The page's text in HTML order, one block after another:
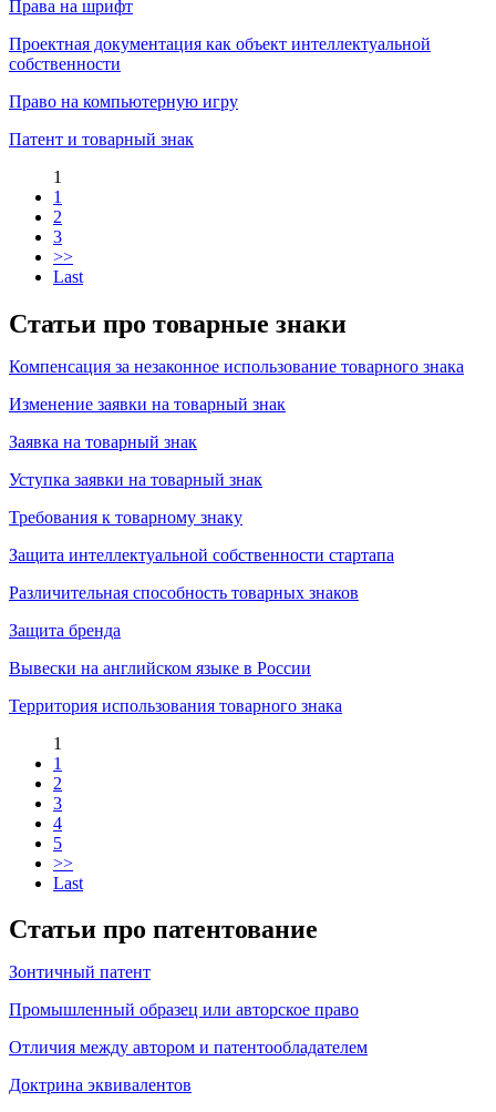
Права на шрифт
Проектная документация как объект интеллектуальной
собственности
Право на компьютерную игру
Патент и товарный знак
1
1
2
3
>>
Last
Статьи про товарные знаки
Компенсация за незаконное использование товарного знака
Изменение заявки на товарный знак
Заявка на товарный знак
Уступка заявки на товарный знак
Требования к товарному знаку
Защита интеллектуальной собственности стартапа
Различительная способность товарных знаков
Защита бренда
Вывески на английском языке в России
Территория использования товарного знака
1
1
2
3
4
5
>>
Last
Статьи про патентование
Зонтичный патент
Промышленный образец или авторское право
Отличия между автором и патентообладателем
Доктрина эквивалентов